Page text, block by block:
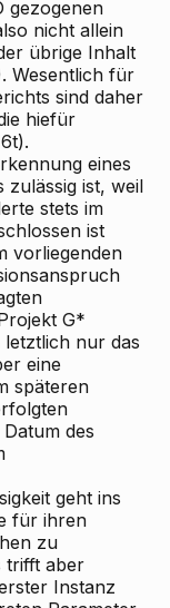
gezogenen
nicht allein
übrige Inhalt
Wesentlich für
sind daher
hiefür
eines
zulässig ist, weil
stets im
ist
vorliegenden
G*
letztlich nur das
eine
späteren
des
geht ins
für ihren
zu
trifft aber
Instanz